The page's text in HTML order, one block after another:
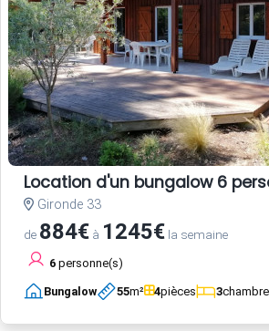
Location d'un bungalow 6
Gironde 33
de 884€ à 1245€ la semaine
6 personne(s)
Bungalow 55m² 4pièces 3